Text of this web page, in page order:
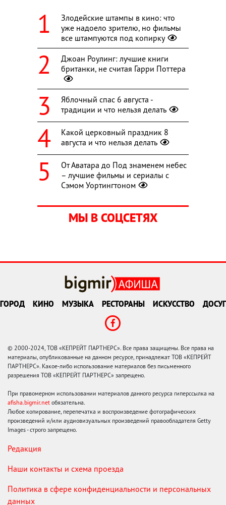
Злодейские штампы в кино: что
уже надоело зрителю, но фильмы
все штампуются под копирку
Джоан Роулинг: лучшие книги
британки, не считая Гарри Поттера
Яблочный спас 6 августа -
традиции и что нельзя делать
Какой церковный праздник 8
августа и что нельзя делать
От Аватара до Под знаменем небес
– лучшие фильмы и сериалы с
Сэмом Уортингтоном
МЫ В СОЦСЕТЯХ
ГОРОД КИНО МУЗЫКА РЕСТОРАНЫ ИСКУССТВО ДОСУГ
© 2000-2024, ТОВ «КЕПРЕЙТ ПАРТНЕРС». Все права защищены. Все права на
материалы, опубликованные на данном ресурсе, принадлежат ТОВ «КЕПРЕЙТ
ПАРТНЕРС». Какое-либо использование материалов без письменного
разрешения ТОВ «КЕПРЕЙТ ПАРТНЕРС» запрещено.
При правомерном использовании материалов данного ресурса гиперссылка на
afisha.bigmir.net обязательна.
Любое копирование, перепечатка и воспроизведение фотографических
произведений и/или аудиовизуальных произведений правообладателя Getty
Images - строго запрещено.
Редакция
Наши контакты и схема проезда
Политика в сфере конфиденциальности и персональных
данных